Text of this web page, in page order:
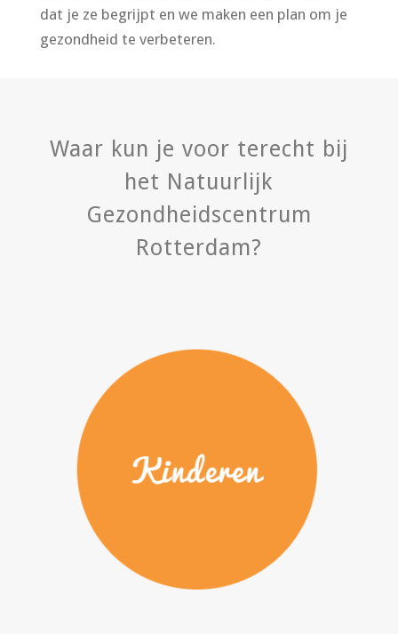
dat je ze begrijpt en we maken een plan om je
gezondheid te verbeteren.
Waar kun je voor terecht bij
het Natuurlijk
Gezondheidscentrum
Rotterdam?